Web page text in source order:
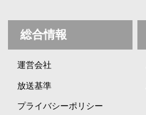
総合情報
運営会社
放送基準
プライバシーポリシー